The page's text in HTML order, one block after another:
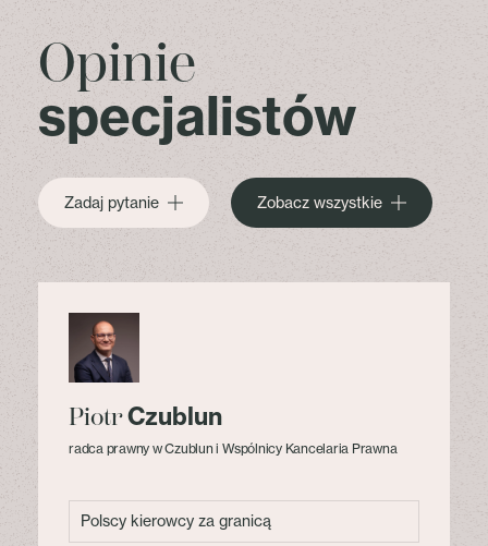
Opinie
specjalistów
Zadaj pytanie Zobacz wszystkie
PiotrCzublun
radca prawny w Czublun i Wspólnicy Kancelaria Prawna
Polscy kierowcy za granicą